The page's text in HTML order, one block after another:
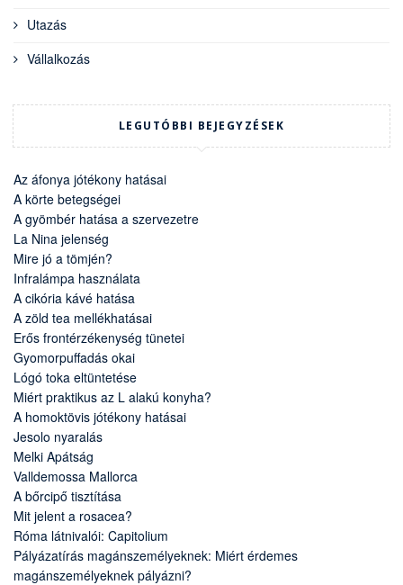
Utazás
Vállalkozás
LEGUTÓBBI BEJEGYZÉSEK
Az áfonya jótékony hatásai
A körte betegségei
A gyömbér hatása a szervezetre
La Nina jelenség
Mire jó a tömjén?
Infralámpa használata
A cikória kávé hatása
A zöld tea mellékhatásai
Erős frontérzékenység tünetei
Gyomorpuffadás okai
Lógó toka eltüntetése
Miért praktikus az L alakú konyha?
A homoktövis jótékony hatásai
Jesolo nyaralás
Melki Apátság
Valldemossa Mallorca
A bőrcipő tisztítása
Mit jelent a rosacea?
Róma látnivalói: Capitolium
Pályázatírás magánszemélyeknek: Miért érdemes
magánszemélyeknek pályázni?